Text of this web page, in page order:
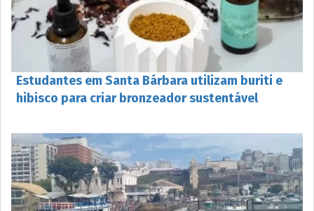
Estudantes em Santa Bárbara utilizam buriti e
hibisco para criar bronzeador sustentável